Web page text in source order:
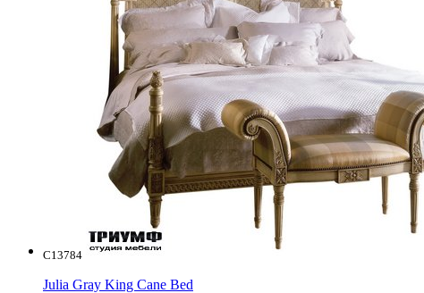
C13784
Julia Gray King Cane Bed